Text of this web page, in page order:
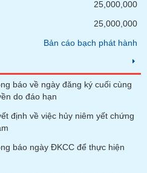
25,000,000
25,000,000
Bản cáo bạch phát hành
báo về ngày đăng ký cuối cùng
do đáo hạn
định về việc hủy niêm yết chứng
báo ngày ĐKCC để thực hiện